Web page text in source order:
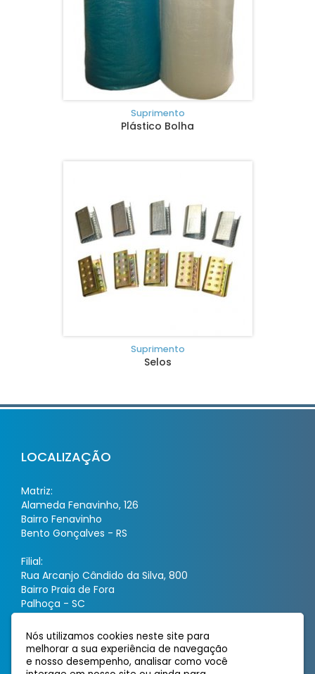
Suprimento
Plástico Bolha
Suprimento
Selos
LOCALIZAÇÃO
Matriz:
Alameda Fenavinho, 126
Bairro Fenavinho
Bento Gonçalves - RS
Filial:
Rua Arcanjo Cândido da Silva, 800
Bairro Praia de Fora
Palhoça - SC
ATENDIMENTO
Nós utilizamos cookies neste site para
melhorar a sua experiência de navegação
e nosso desempenho, analisar como você